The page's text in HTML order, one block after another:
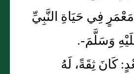
فِي حَيَاةِ النَّبِيِّ
وَسَلَّمَ-.
كَانَ ثِقَةً، لَهُ